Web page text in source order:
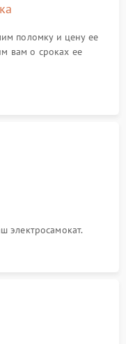
поломку и цену ее
вам о сроках ее
электросамокат.